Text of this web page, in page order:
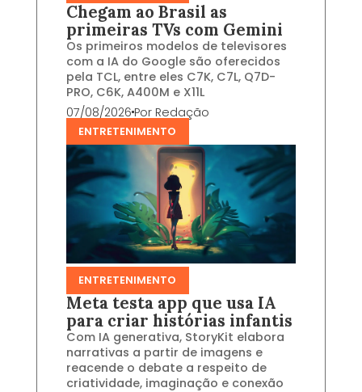
Chegam ao Brasil as
primeiras TVs com Gemini
Os primeiros modelos de televisores
com a IA do Google são oferecidos
pela TCL, entre eles C7K, C7L, Q7D-
PRO, C6K, A400M e X11L
07/08/2026Por Redação
ENTRETENIMENTO
ENTRETENIMENTO
Meta testa app que usa IA
para criar histórias infantis
Com IA generativa, StoryKit elabora
narrativas a partir de imagens e
reacende o debate a respeito de
criatividade, imaginação e conexão